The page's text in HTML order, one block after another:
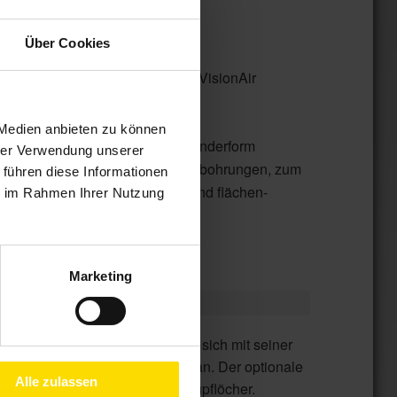
Über Cookies
anbieten zu können
Verwendung unserer
diese Informationen
Rahmen Ihrer Nutzung
Marketing
Alle zulassen
Gaze, WAREMA VisionAir
werden, Fenster in Sonderform
in seitlichen Befestigungsbohrungen, zum
an flächenbündigen und flächen-
schließt letzte Schlupflöcher.